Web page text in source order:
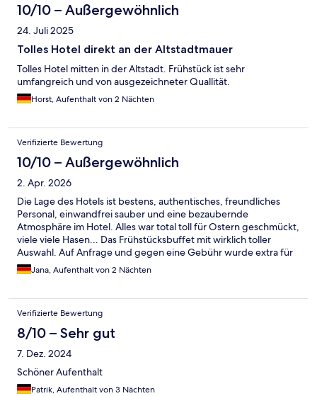
10/10 – Außergewöhnlich
24. Juli 2025
Tolles Hotel direkt an der Altstadtmauer
Tolles Hotel mitten in der Altstadt. Frühstück ist sehr
umfangreich und von ausgezeichneter Quallität.
Horst, Aufenthalt von 2 Nächten
Verifizierte Bewertung
10/10 – Außergewöhnlich
2. Apr. 2026
Die Lage des Hotels ist bestens, authentisches, freundliches
Personal, einwandfrei sauber und eine bezaubernde
Atmosphäre im Hotel. Alles war total toll für Ostern geschmückt,
viele viele Hasen... Das Frühstücksbuffet mit wirklich toller
Auswahl. Auf Anfrage und gegen eine Gebühr wurde extra für
mich sofort die Sauna eingeschaltet. Ich habe mich sehr wohl
gefühlt und würde jederzeit wiederkommen.
Jana, Aufenthalt von 2 Nächten
Verifizierte Bewertung
8/10 – Sehr gut
7. Dez. 2024
Schöner Aufenthalt
Patrik, Aufenthalt von 3 Nächten